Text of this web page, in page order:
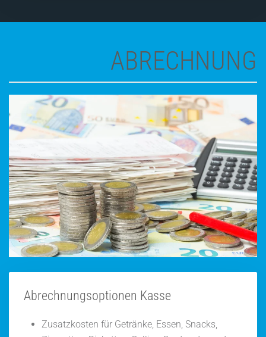
ABRECHNUNG
Abrechnungsoptionen Kasse
Zusatzkosten für Getränke, Essen, Snacks,